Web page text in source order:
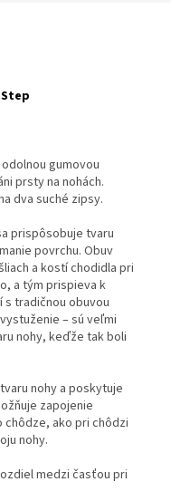
gumovou
prsty na nohách.
dva suché zipsy.
prispôsobuje tvaru
povrchu. Obuv
a kostí chodidla pri
a tým prispieva k
s tradičnou obuvou
– sú veľmi
nohy, keďže tak boli
nohy a poskytuje
zapojenie
chôdze, ako pri chôdzi
nohy.
medzi časťou pri